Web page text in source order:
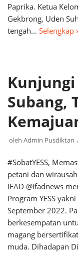
Paprika. Ketua
Gekbrong, Uden
tengah… Selengkap
Subang,
oleh Admin Pusdiktan
#SobatYESS,
petani dan
IFAD @ifadnews
Program YESS
September 2022.
berkesempatan
magang
muda. Dihadapan